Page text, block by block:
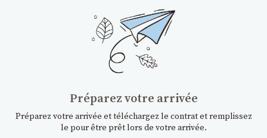
Préparez votre arrivée
Préparez votre arrivée et téléchargez le contrat et remplissez
le pour être prêt lors de votre arrivée.